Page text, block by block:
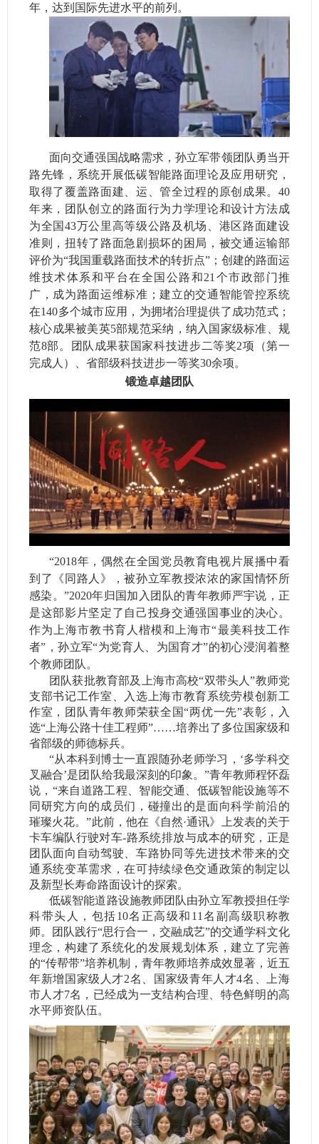
年，达到国际先进水平的前列。
面向交通强国战略需求，孙立军带领团队勇当开
路先锋，系统开展低碳智能路面理论及应用研究，
取得了覆盖路面建、运、管全过程的原创成果。40
年来，团队创立的路面行为力学理论和设计方法成
为全国43万公里高等级公路及机场、港区路面建设
准则，扭转了路面急剧损坏的困局，被交通运输部
评价为“我国重载路面技术的转折点”；创建的路面运
维技术体系和平台在全国公路和21个市政部门推
广，成为路面运维标准；建立的交通智能管控系统
在140多个城市应用，为拥堵治理提供了成功范式；
核心成果被美英5部规范采纳，纳入国家级标准、规
范8部。团队成果获国家科技进步二等奖2项（第一
完成人）、省部级科技进步一等奖30余项。
锻造卓越团队
“2018年，偶然在全国党员教育电视片展播中看
到了《同路人》，被孙立军教授浓浓的家国情怀所
感染。”2020年归国加入团队的青年教师严宇说，正
是这部影片坚定了自己投身交通强国事业的决心。
作为上海市教书育人楷模和上海市“最美科技工作
者”，孙立军“为党育人、为国育才”的初心浸润着整
个教师团队。
团队获批教育部及上海市高校“双带头人”教师党
支部书记工作室、入选上海市教育系统劳模创新工
作室，团队青年教师荣获全国“两优一先”表彰，入
选“上海公路十佳工程师”……培养出了多位国家级和
省部级的师德标兵。
“从本科到博士一直跟随孙老师学习，‘多学科交
叉融合’是团队给我最深刻的印象。”青年教师程怀磊
说，“来自道路工程、智能交通、低碳智能设施等不
同研究方向的成员们，碰撞出的是面向科学前沿的
璀璨火花。”此前，他在《自然·通讯》上发表的关于
卡车编队行驶对车-路系统排放与成本的研究，正是
团队面向自动驾驶、车路协同等先进技术带来的交
通系统变革需求，在可持续绿色交通政策的制定以
及新型长寿命路面设计的探索。
低碳智能道路设施教师团队由孙立军教授担任学
科带头人，包括10名正高级和11名副高级职称教
师。团队践行“思行合一，交融成艺”的交通学科文化
理念，构建了系统化的发展规划体系，建立了完善
的“传帮带”培养机制，青年教师培养成效显著，近五
年新增国家级人才2名、国家级青年人才4名、上海
市人才7名，已经成为一支结构合理、特色鲜明的高
水平师资队伍。